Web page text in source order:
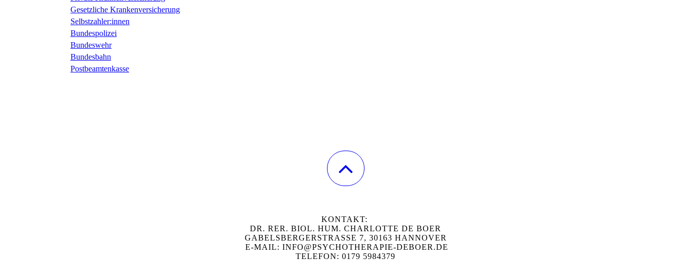
Gesetzliche Krankenversicherung
Selbstzahler:innen
Bundespolizei
Bundeswehr
Bundesbahn
Postbeamtenkasse
KONTAKT:
DR. RER. BIOL. HUM. CHARLOTTE DE BOER
GABELSBERGERSTRASSE 7, 30163 HANNOVER
E-MAIL: INFO@PSYCHOTHERAPIE-DEBOER.DE
TELEFON: 0179 5984379